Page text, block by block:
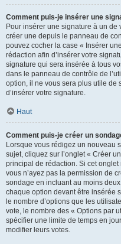
Comment puis-je insérer une
Pour insérer une signature à un de
créer une depuis le panneau de
pouvez cocher la case « Insérer
rédaction afin d’insérer votre
signature qui sera insérée à tous
dans le panneau de contrôle de
option, il ne vous sera plus utile de
d’insérer votre signature.
Haut
Comment puis-je créer un
Lorsque vous rédigez un nouveau
sujet, cliquez sur l’onglet « Créer
principal de rédaction. Si cet
vous n’ayez pas la permission de
sondage en incluant au moins
chaque option devant être insérée
le nombre d’options que les
vote, le nombre des « Options par
spécifier une limite de temps en
modifier leurs votes.